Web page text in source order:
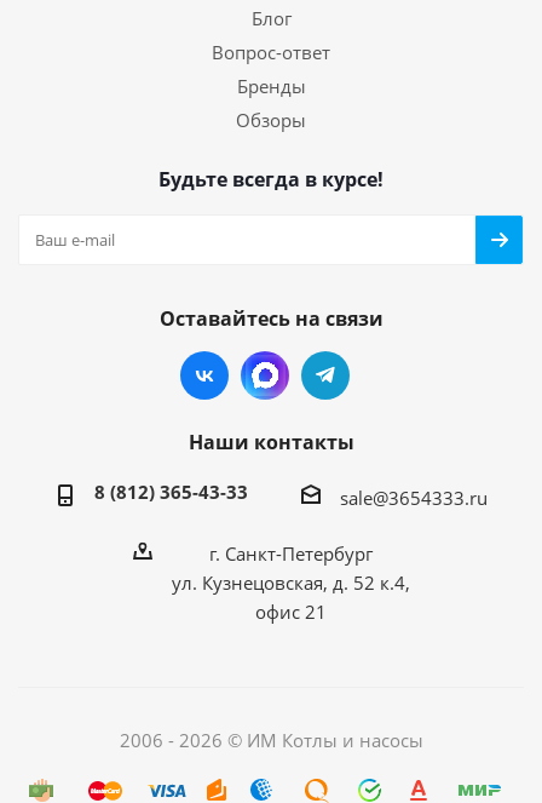
Блог
Вопрос-ответ
Бренды
Обзоры
Будьте всегда в курсе!
Оставайтесь на связи
Наши контакты
8 (812) 365-43-33 sale@3654333.ru
г. Санкт-Петербург
ул. Кузнецовская, д. 52 к.4,
офис 21
2006 - 2026 © ИМ Котлы и насосы